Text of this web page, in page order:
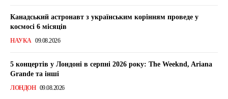
Канадський астронавт з українським корінням проведе у
космосі 6 місяців
НАУКА 09.08.2026
5 концертів у Лондоні в серпні 2026 року: The Weeknd, Ariana
Grande та інші
ЛОНДОН 09.08.2026